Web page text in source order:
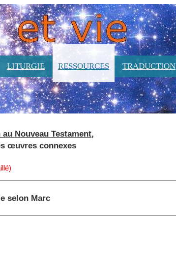
LITURGIE RESSOURCES TRADUCTION
Nouveau Testament,
œuvres connexes
selon Marc